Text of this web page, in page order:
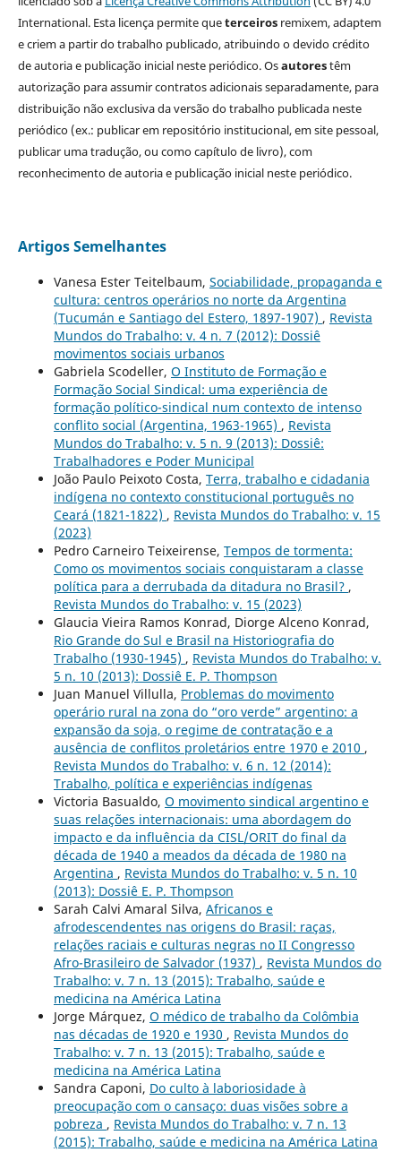
International. Esta licença permite queterceirosremixem, adaptem
e criem a partir do trabalho publicado, atribuindo o devido crédito
de autoria e publicação inicial neste periódico. Osautorestêm
autorização para assumir contratos adicionais separadamente, para
distribuição não exclusiva da versão do trabalho publicada neste
periódico (ex.: publicar em repositório institucional, em site pessoal,
publicar uma tradução, ou como capítulo de livro), com
reconhecimento de autoria e publicação inicial neste periódico.
Artigos Semelhantes
Vanesa Ester Teitelbaum, Sociabilidade, propaganda e
cultura: centros operários no norte da Argentina
(Tucumán e Santiago del Estero, 1897-1907) , Revista
Mundos do Trabalho: v. 4 n. 7 (2012): Dossiê
movimentos sociais urbanos
Gabriela Scodeller, O Instituto de Formação e
Formação Social Sindical: uma experiência de
formação político-sindical num contexto de intenso
conflito social (Argentina, 1963-1965) , Revista
Mundos do Trabalho: v. 5 n. 9 (2013): Dossiê:
Trabalhadores e Poder Municipal
João Paulo Peixoto Costa, Terra, trabalho e cidadania
indígena no contexto constitucional português no
Ceará (1821-1822) , Revista Mundos do Trabalho: v. 15
(2023)
Pedro Carneiro Teixeirense, Tempos de tormenta:
Como os movimentos sociais conquistaram a classe
política para a derrubada da ditadura no Brasil? ,
Revista Mundos do Trabalho: v. 15 (2023)
Glaucia Vieira Ramos Konrad, Diorge Alceno Konrad,
Rio Grande do Sul e Brasil na Historiografia do
Trabalho (1930-1945) , Revista Mundos do Trabalho: v.
5 n. 10 (2013): Dossiê E. P. Thompson
Juan Manuel Villulla, Problemas do movimento
operário rural na zona do “oro verde” argentino: a
expansão da soja, o regime de contratação e a
ausência de conflitos proletários entre 1970 e 2010 ,
Revista Mundos do Trabalho: v. 6 n. 12 (2014):
Trabalho, política e experiências indígenas
Victoria Basualdo, O movimento sindical argentino e
suas relações internacionais: uma abordagem do
impacto e da influência da CISL/ORIT do final da
década de 1940 a meados da década de 1980 na
Argentina , Revista Mundos do Trabalho: v. 5 n. 10
(2013): Dossiê E. P. Thompson
Sarah Calvi Amaral Silva, Africanos e
afrodescendentes nas origens do Brasil: raças,
relações raciais e culturas negras no II Congresso
Afro-Brasileiro de Salvador (1937) , Revista Mundos do
Trabalho: v. 7 n. 13 (2015): Trabalho, saúde e
medicina na América Latina
Jorge Márquez, O médico de trabalho da Colômbia
nas décadas de 1920 e 1930 , Revista Mundos do
Trabalho: v. 7 n. 13 (2015): Trabalho, saúde e
medicina na América Latina
Sandra Caponi, Do culto à laboriosidade à
preocupação com o cansaço: duas visões sobre a
pobreza , Revista Mundos do Trabalho: v. 7 n. 13
(2015): Trabalho, saúde e medicina na América Latina